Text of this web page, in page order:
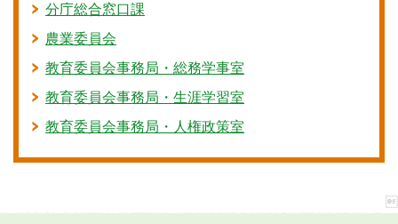
分庁総合窓口課
農業委員会
教育委員会事務局・総務学事室
教育委員会事務局・生涯学習室
教育委員会事務局・人権政策室